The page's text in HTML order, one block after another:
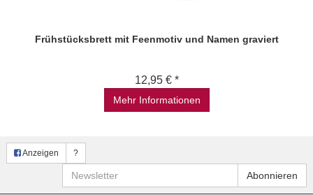
Frühstücksbrett mit Feenmotiv und Namen graviert
12,95 € *
Mehr Informationen
Anzeigen ?
Newsletter Abonnieren